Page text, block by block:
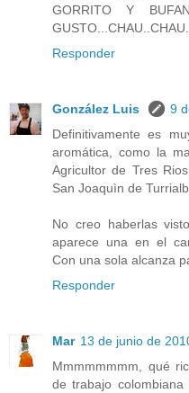
GORRITO Y
GUSTO...CHAU..CHAU.
Responder
González Luis
9
Definitivamente es
aromática, como la
Agricultor de Tres
San Joaquìn de
No creo haberlas
aparece una en el
Con una sola alcanza
Responder
Mar 13 de junio de
Mmmmmmmm, qué
de trabajo